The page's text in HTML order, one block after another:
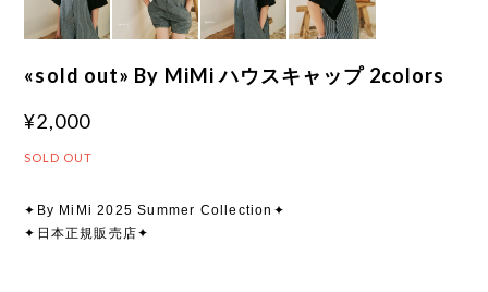
«sold out» By MiMi ハウスキャップ 2colors
¥2,000
SOLD OUT
✦By MiMi 2025 Summer Collection✦
✦日本正規販売店✦